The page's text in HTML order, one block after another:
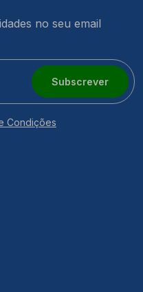
no seu email
Subscrever
Condições